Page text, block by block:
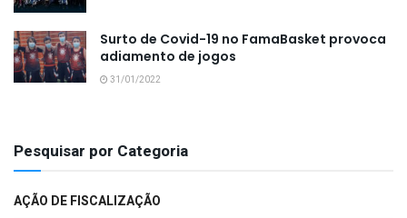
Surto de Covid-19 no FamaBasket provoca
adiamento de jogos
31/01/2022
Pesquisar por Categoria
AÇÃO DE FISCALIZAÇÃO